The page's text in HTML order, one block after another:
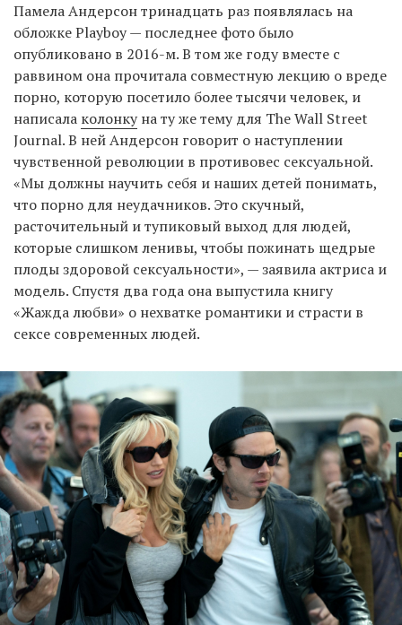
Памела Андерсон тринадцать раз появлялась на
обложке Playboy — последнее фото было
опубликовано в 2016-м. В том же году вместе с
раввином она прочитала совместную лекцию о вреде
порно, которую посетило более тысячи человек, и
написала колонкуна ту же тему для The Wall Street
Journal. В ней Андерсон говорит о наступлении
чувственной революции в противовес сексуальной.
«Мы должны научить себя и наших детей понимать,
что порно для неудачников. Это скучный,
расточительный и тупиковый выход для людей,
которые слишком ленивы, чтобы пожинать щедрые
плоды здоровой сексуальности», — заявила актриса и
модель. Спустя два года она выпустила книгу
«Жажда любви» о нехватке романтики и страсти в
сексе современных людей.